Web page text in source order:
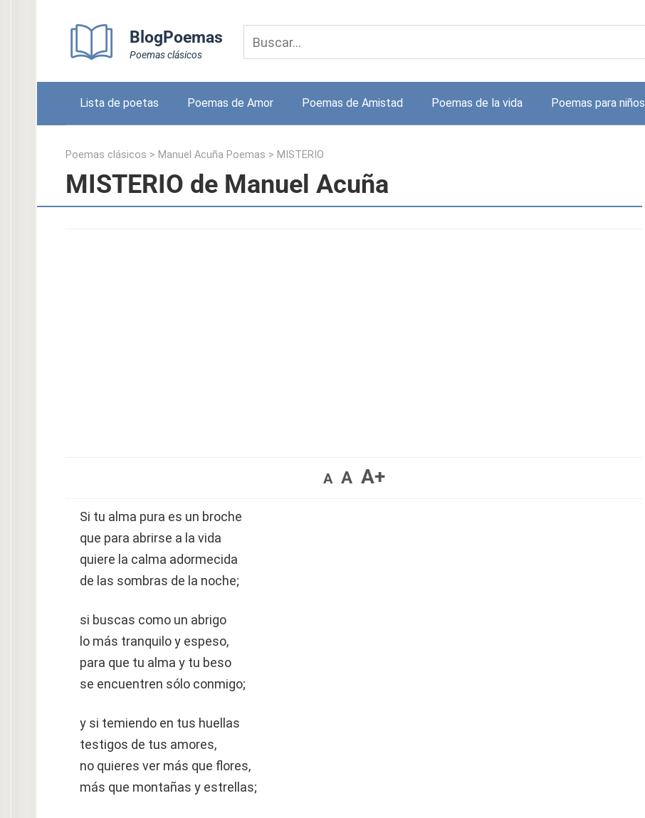
BlogPoemas
Poemas clásicos
Lista de poetas Poemas de Amor Poemas de Amistad Poemas de la vida Poemas para niños
Poemas clásicos > Manuel Acuña Poemas > MISTERIO
MISTERIO de Manuel Acuña
A A A+
Si tu alma pura es un broche
que para abrirse a la vida
quiere la calma adormecida
de las sombras de la noche;
si buscas como un abrigo
lo más tranquilo y espeso,
para que tu alma y tu beso
se encuentren sólo conmigo;
y si temiendo en tus huellas
testigos de tus amores,
no quieres ver más que flores,
más que montañas y estrellas;